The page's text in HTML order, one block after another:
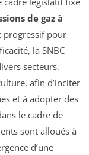
de gaz à
progressif pour
la SNBC
secteurs,
afin d’inciter
et à adopter des
le cadre de
sont alloués à
d’une